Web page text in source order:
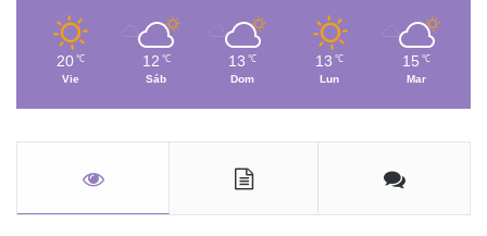
20 ℃
Vie
12 ℃
Sáb
13 ℃
Dom
13 ℃
Lun
15 ℃
Mar